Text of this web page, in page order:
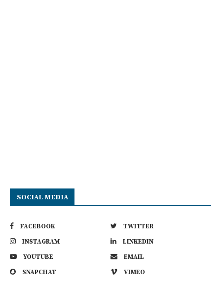
SOCIAL MEDIA
FACEBOOK
TWITTER
INSTAGRAM
LINKEDIN
YOUTUBE
EMAIL
SNAPCHAT
VIMEO